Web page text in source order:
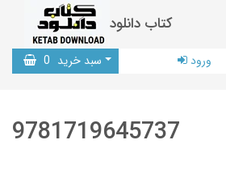
کتاب دانلود
سبد خرید 0 ورود
9781719645737